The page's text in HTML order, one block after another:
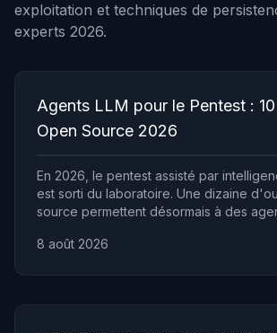
exploitation et techniques de
experts 2026.
Agents LLM pour le Pentest :
Open Source 2026
En 2026, le pentest assisté par
est sorti du laboratoire. Une dizaine
source permettent désormais à des
entières de test d'intrusion :
de recherche universitaires les utilisent
8 août 2026